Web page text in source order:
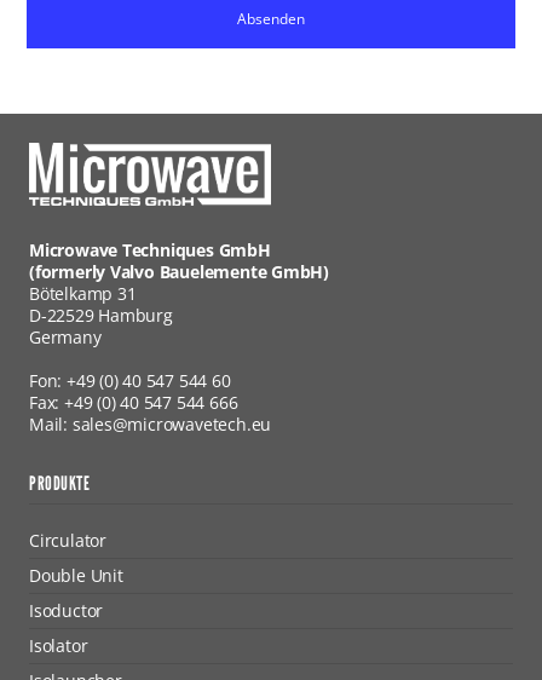
Microwave Techniques GmbH
(formerly Valvo Bauelemente GmbH)
Bötelkamp 31
D-22529 Hamburg
Germany
Fon: +49 (0) 40 547 544 60
Fax: +49 (0) 40 547 544 666
Mail: sales@microwavetech.eu
PRODUKTE
Circulator
Double Unit
Isoductor
Isolator